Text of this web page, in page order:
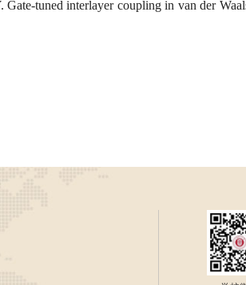
tuned interlayer coupling in van der